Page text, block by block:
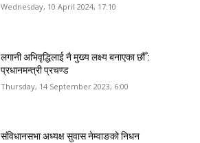
Wednesday, 10 April 2024, 17:10
लगानी अभिवृद्धिलाई नै मुख्य लक्ष्य बनाएका छौँ :
प्रधानमन्त्री प्रचण्ड
Thursday, 14 September 2023, 6:00
संविधानसभा अध्यक्ष सुवास नेम्वाङको निधन